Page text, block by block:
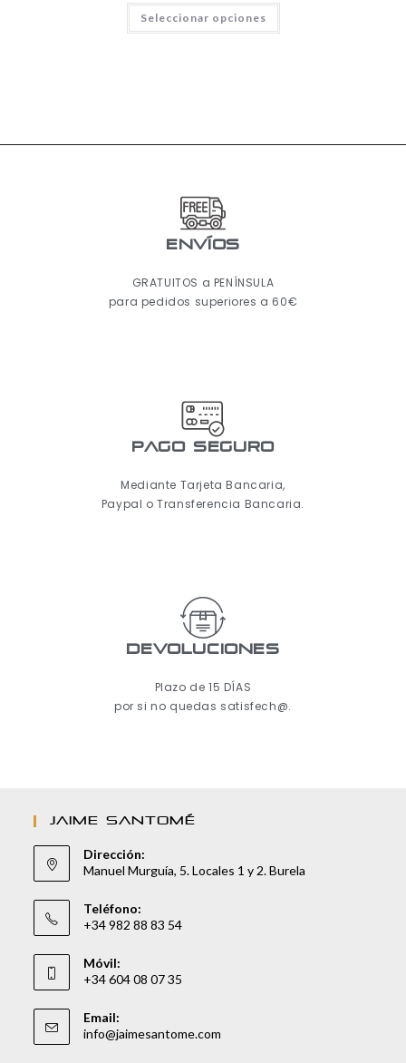
Seleccionar opciones
ENVÍOS
GRATUITOS a PENÍNSULA
para pedidos superiores a 60€
pago seguro
Mediante Tarjeta Bancaria,
Paypal o Transferencia Bancaria.
Devoluciones
Plazo de 15 DÍAS
por si no quedas satisfech@.
JAIME SANTOMÉ
Dirección:
Manuel Murguía, 5. Locales 1 y 2. Burela
Teléfono:
+34 982 88 83 54
Móvil:
+34 604 08 07 35
Email:
info@jaimesantome.com